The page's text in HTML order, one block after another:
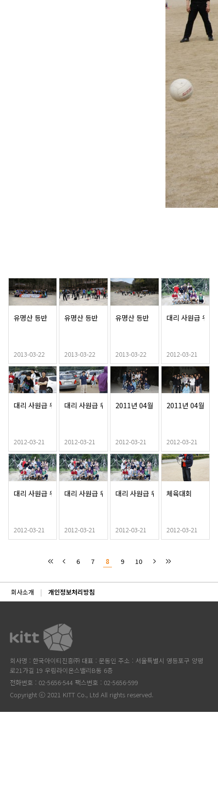
유명산 등반
2013-03-22
유명산 등반
2013-03-22
유명산 등반
2013-03-22
대리 사원급 워크
2012-03-21
대리 사원급 워크샵
2012-03-21
대리 사원급 워크샵
2012-03-21
2011년 04월워크샵
2012-03-21
2011년 04월워
2012-03-21
대리 사원급 워크샵
2012-03-21
대리 사원급 워크샵
2012-03-21
대리 사원급 워크샵
2012-03-21
체육대회
2012-03-21
6 7 8 9 10
회사소개 개인정보처리방침
회사명 : 한국아이티진흥㈜ 대표 : 문동인 주소 : 서울특별시 영등포구 양평
로21가길 19 우림라이온스밸리B동 6층
전화번호 : 02-5656-544 팩스번호 : 02-5656-599
Copyright ⓒ 2021 KITT Co., Ltd All rights reserved.